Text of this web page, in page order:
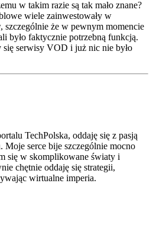
w takim razie są tak mało znane?
wiele zainwestowały w
szczególnie że w pewnym momencie
było faktycznie potrzebną funkcją.
się serwisy VOD i już nic nie było
TechPolska, oddaję się z pasją
serce bije szczególnie mocno
się w skomplikowane światy i
chętnie oddaję się strategii,
wirtualne imperia.